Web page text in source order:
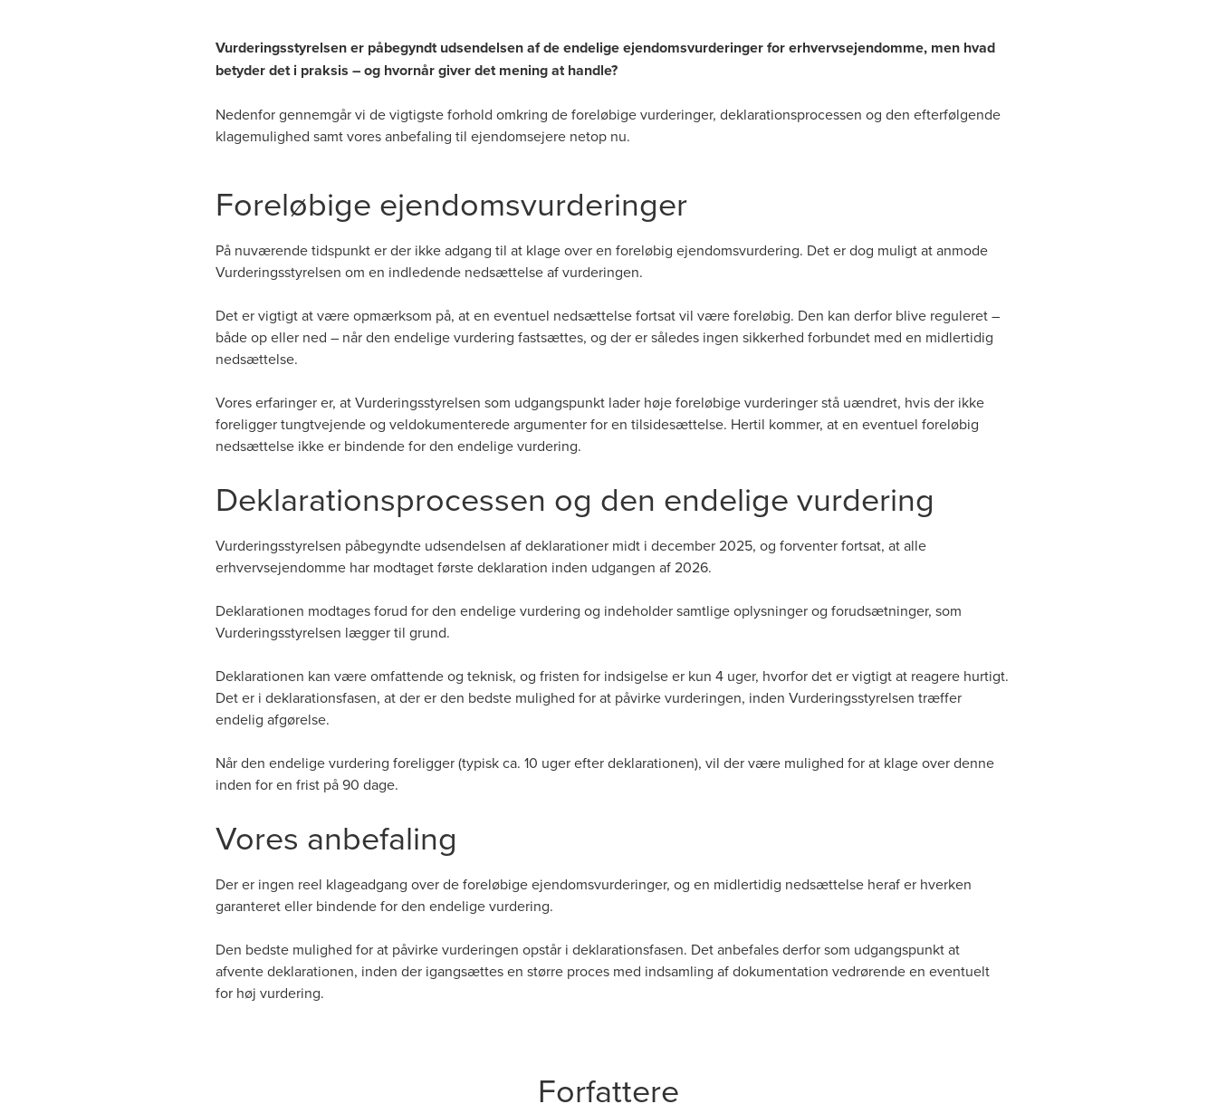
Vurderingsstyrelsen er påbegyndt udsendelsen af de endelige ejendomsvurderinger for erhvervsejendomme, men hvad
betyder det i praksis – og hvornår giver det mening at handle?
Nedenfor gennemgår vi de vigtigste forhold omkring de foreløbige vurderinger, deklarationsprocessen og den efterfølgende
klagemulighed samt vores anbefaling til ejendomsejere netop nu.
Foreløbige ejendomsvurderinger
På nuværende tidspunkt er der ikke adgang til at klage over en foreløbig ejendomsvurdering. Det er dog muligt at anmode
Vurderingsstyrelsen om en indledende nedsættelse af vurderingen.
Det er vigtigt at være opmærksom på, at en eventuel nedsættelse fortsat vil være foreløbig. Den kan derfor blive reguleret –
både op eller ned – når den endelige vurdering fastsættes, og der er således ingen sikkerhed forbundet med en midlertidig
nedsættelse.
Vores erfaringer er, at Vurderingsstyrelsen som udgangspunkt lader høje foreløbige vurderinger stå uændret, hvis der ikke
foreligger tungtvejende og veldokumenterede argumenter for en tilsidesættelse. Hertil kommer, at en eventuel foreløbig
nedsættelse ikke er bindende for den endelige vurdering.
Deklarationsprocessen og den endelige vurdering
Vurderingsstyrelsen påbegyndte udsendelsen af deklarationer midt i december 2025, og forventer fortsat, at alle
erhvervsejendomme har modtaget første deklaration inden udgangen af 2026.
Deklarationen modtages forud for den endelige vurdering og indeholder samtlige oplysninger og forudsætninger, som
Vurderingsstyrelsen lægger til grund.
Deklarationen kan være omfattende og teknisk, og fristen for indsigelse er kun 4 uger, hvorfor det er vigtigt at reagere hurtigt.
Det er i deklarationsfasen, at der er den bedste mulighed for at påvirke vurderingen, inden Vurderingsstyrelsen træffer
endelig afgørelse.
Når den endelige vurdering foreligger (typisk ca. 10 uger efter deklarationen), vil der være mulighed for at klage over denne
inden for en frist på 90 dage.
Vores anbefaling
Der er ingen reel klageadgang over de foreløbige ejendomsvurderinger, og en midlertidig nedsættelse heraf er hverken
garanteret eller bindende for den endelige vurdering.
Den bedste mulighed for at påvirke vurderingen opstår i deklarationsfasen. Det anbefales derfor som udgangspunkt at
afvente deklarationen, inden der igangsættes en større proces med indsamling af dokumentation vedrørende en eventuelt
for høj vurdering.
Forfattere